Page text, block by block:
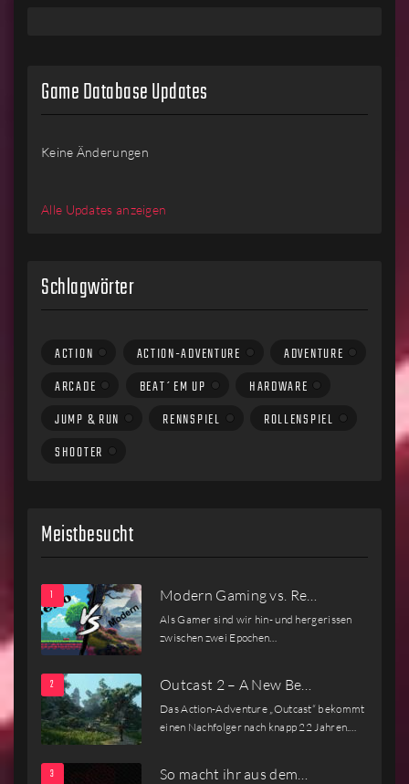
Game Database Updates
Keine Änderungen
Alle Updates anzeigen
Schlagwörter
ACTION ACTION-ADVENTURE
ADVENTURE
ARCADE
BEAT´EM UP
HARDWARE
JUMP & RUN
RENNSPIEL
ROLLENSPIEL
SHOOTER
Meistbesucht
Modern Gaming vs. Re…
Als Gamer sind wir hin- und hergerissen
zwischen zwei Epochen…
Outcast 2 – A New Be…
Das Action-Adventure „Outcast“ bekommt
einen Nachfolger nach knapp 22 Jahren.…
So macht ihr aus dem…